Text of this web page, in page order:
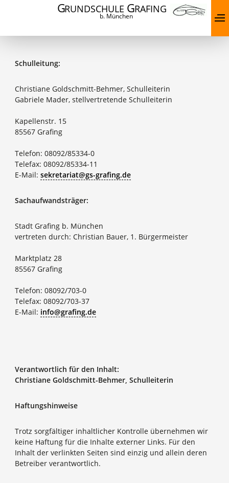
GRUNDSCHULE GRAFING
b. München
Schulleitung:
Christiane Goldschmitt-Behmer, Schulleiterin
Gabriele Mader, stellvertretende Schulleiterin
Kapellenstr. 15
85567 Grafing
Telefon: 08092/85334-0
Telefax: 08092/85334-11
E-Mail: sekretariat@gs-grafing.de
Sachaufwandsträger:
Stadt Grafing b. München
vertreten durch: Christian Bauer, 1. Bürgermeister
Marktplatz 28
85567 Grafing
Telefon: 08092/703-0
Telefax: 08092/703-37
E-Mail: info@grafing.de
Verantwortlich für den Inhalt:
Christiane Goldschmitt-Behmer, Schulleiterin
Haftungshinweise
Trotz sorgfältiger inhaltlicher Kontrolle übernehmen wir
keine Haftung für die Inhalte externer Links. Für den
Inhalt der verlinkten Seiten sind einzig und allein deren
Betreiber verantwortlich.